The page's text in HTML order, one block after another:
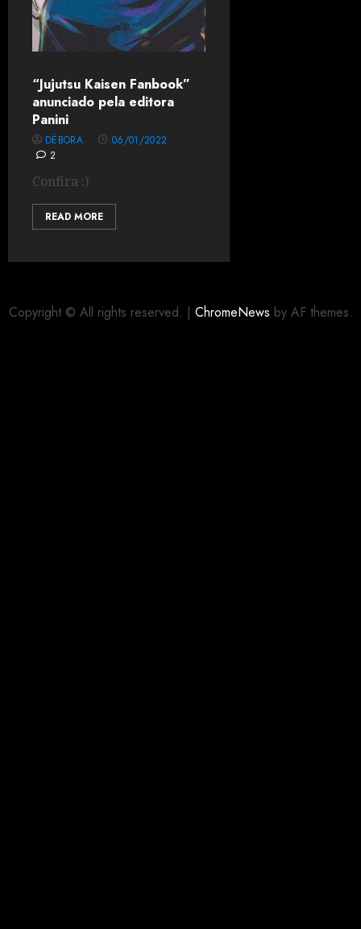
“Jujutsu Kaisen Fanbook”
anunciado pela editora
Panini
DÉBORA
06/01/2022
2
Confira :)
READ MORE
Copyright © All rights reserved. | ChromeNews by AF themes.